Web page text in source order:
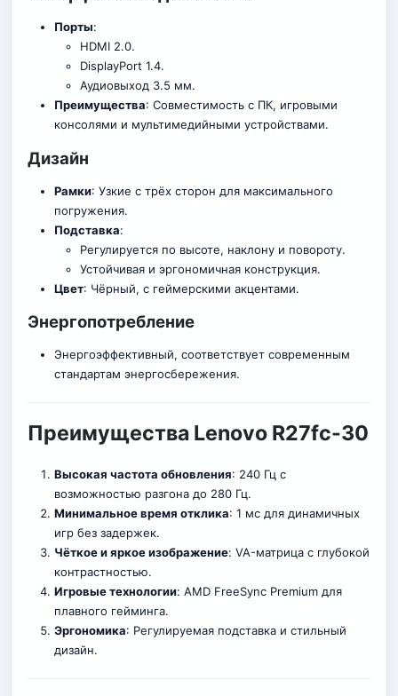
Порты:
HDMI 2.0.
DisplayPort 1.4.
Аудиовыход 3.5 мм.
Преимущества: Совместимость с ПК, игровыми
консолями и мультимедийными устройствами.
Дизайн
Рамки: Узкие с трёх сторон для максимального
погружения.
Подставка:
Регулируется по высоте, наклону и повороту.
Устойчивая и эргономичная конструкция.
Цвет: Чёрный, с геймерскими акцентами.
Энергопотребление
Энергоэффективный, соответствует современным
стандартам энергосбережения.
Преимущества Lenovo R27fc-30
Высокая частота обновления: 240 Гц с
возможностью разгона до 280 Гц.
Минимальное время отклика: 1 мс для динамичных
игр без задержек.
Чёткое и яркое изображение: VA-матрица с глубокой
контрастностью.
Игровые технологии: AMD FreeSync Premium для
плавного гейминга.
Эргономика: Регулируемая подставка и стильный
дизайн.